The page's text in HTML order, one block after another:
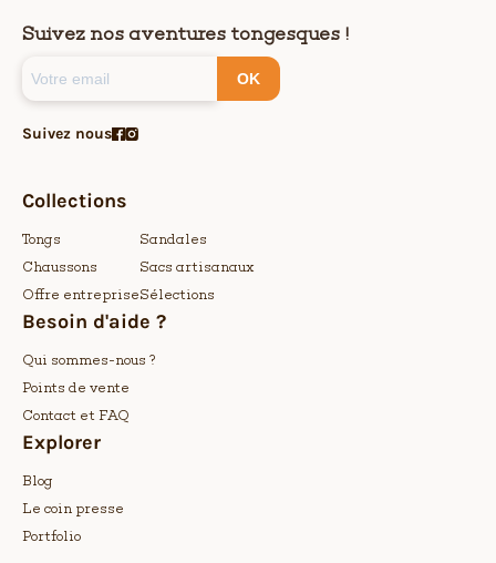
Suivez nos aventures tongesques !
OK
Suivez nous
Collections
Tongs
Chaussons
Offre entreprise
Sandales
Sacs artisanaux
Sélections
Besoin d'aide ?
Qui sommes-nous ?
Points de vente
Contact et FAQ
Explorer
Blog
Le coin presse
Portfolio